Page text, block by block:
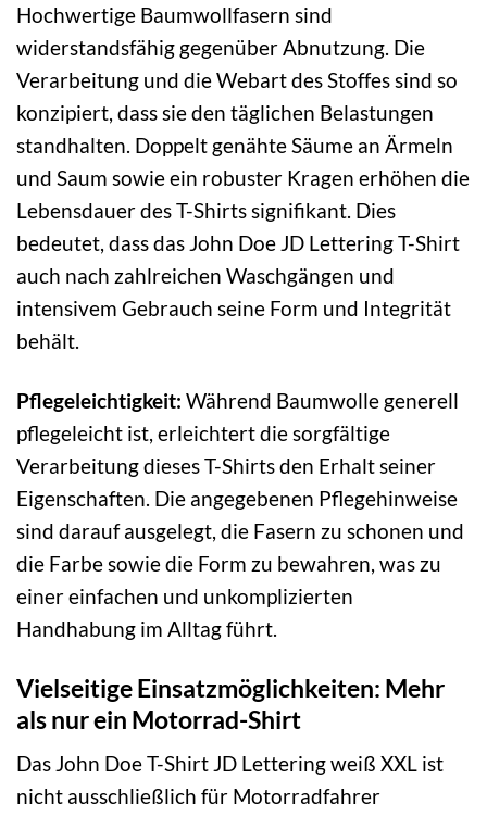
Hochwertige Baumwollfasern sind
widerstandsfähig gegenüber Abnutzung. Die
Verarbeitung und die Webart des Stoffes sind so
konzipiert, dass sie den täglichen Belastungen
standhalten. Doppelt genähte Säume an Ärmeln
und Saum sowie ein robuster Kragen erhöhen die
Lebensdauer des T-Shirts signifikant. Dies
bedeutet, dass das John Doe JD Lettering T-Shirt
auch nach zahlreichen Waschgängen und
intensivem Gebrauch seine Form und Integrität
behält.
Pflegeleichtigkeit: Während Baumwolle generell
pflegeleicht ist, erleichtert die sorgfältige
Verarbeitung dieses T-Shirts den Erhalt seiner
Eigenschaften. Die angegebenen Pflegehinweise
sind darauf ausgelegt, die Fasern zu schonen und
die Farbe sowie die Form zu bewahren, was zu
einer einfachen und unkomplizierten
Handhabung im Alltag führt.
Vielseitige Einsatzmöglichkeiten: Mehr
als nur ein Motorrad-Shirt
Das John Doe T-Shirt JD Lettering weiß XXL ist
nicht ausschließlich für Motorradfahrer